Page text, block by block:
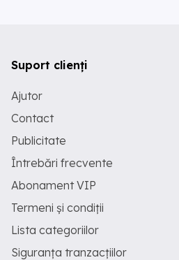
Suport clienți
Ajutor
Contact
Publicitate
Întrebări frecvente
Abonament VIP
Termeni și condiții
Lista categoriilor
Siguranța tranzacțiilor